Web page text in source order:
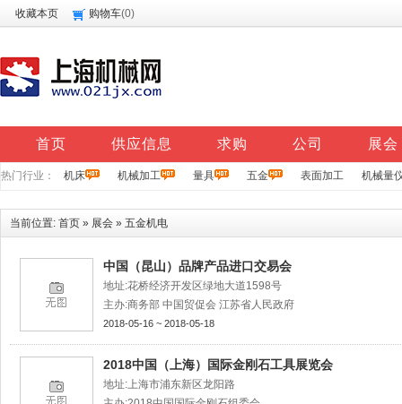
收藏本页 购物车(0)
首页 供应信息 求购 公司 展会
热门行业： 机床 机械加工 量具 五金 表面加工 机械量
当前位置: 首页 » 展会 » 五金机电
中国（昆山）品牌产品进口交易会
地址:花桥经济开发区绿地大道1598号
主办:商务部 中国贸促会 江苏省人民政府
2018-05-16 ~ 2018-05-18
2018中国（上海）国际金刚石工具展览会
地址:上海市浦东新区龙阳路